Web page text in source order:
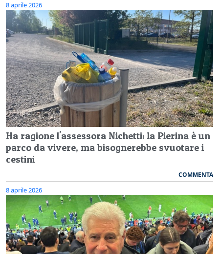
8 aprile 2026
Ha ragione l'assessora Nichetti: la Pierina è un
parco da vivere, ma bisognerebbe svuotare i
cestini
COMMENTA
8 aprile 2026